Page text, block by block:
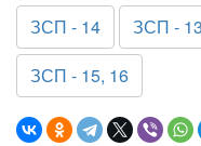
ЗСП - 14
ЗСП -
ЗСП - 15, 16